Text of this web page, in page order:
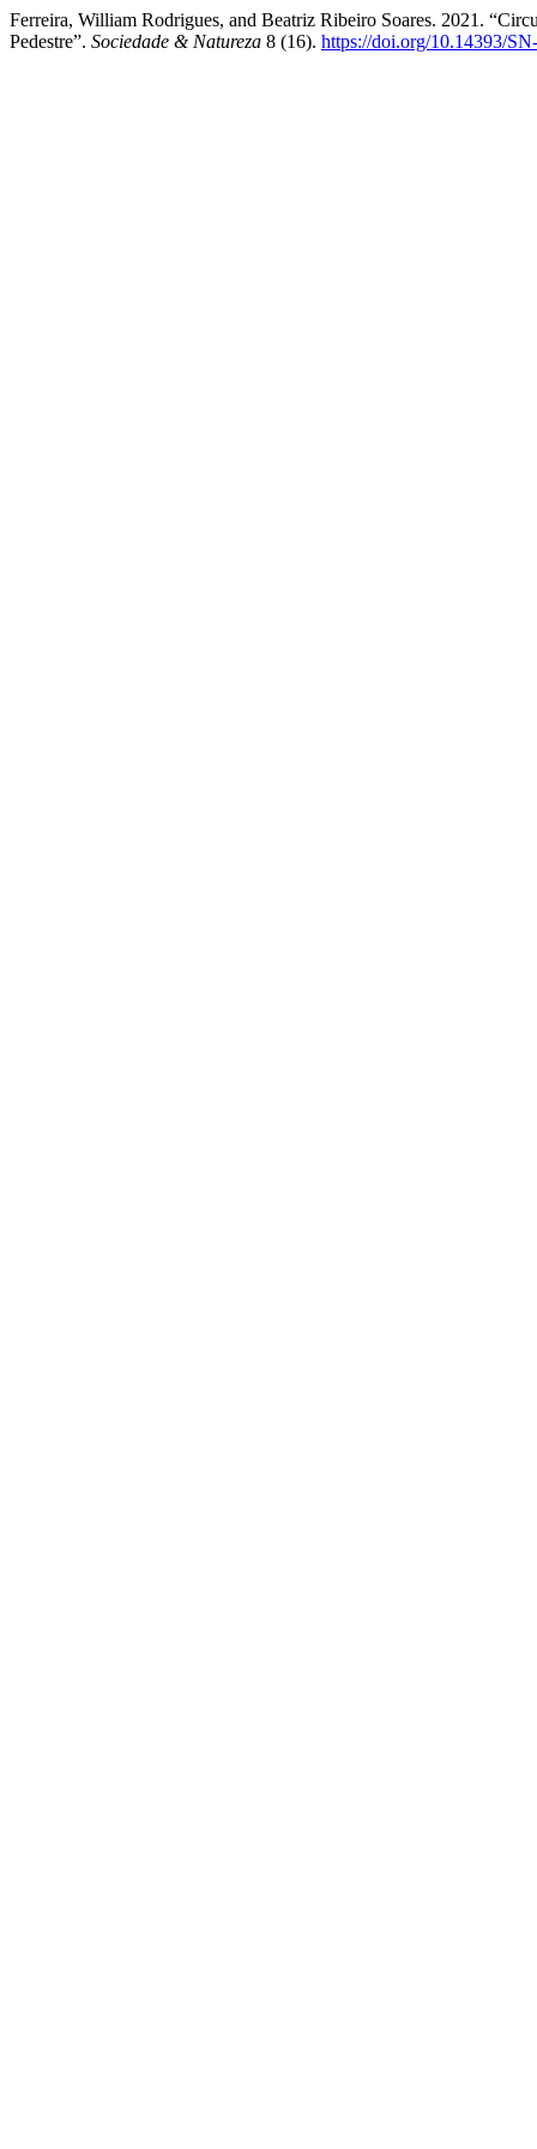
Ferreira, William Rodrigues, and Beatriz Ribeiro Soares. 2021.
Pedestre”. Sociedade & Natureza 8 (16). https://doi.org/10.14393/